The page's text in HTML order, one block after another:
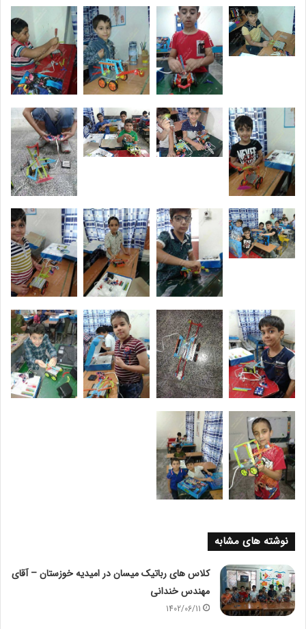
نوشته های مشابه
کلاس های رباتیک میسان در امیدیه خوزستان – آقای
مهندس خندانی
1402/06/11